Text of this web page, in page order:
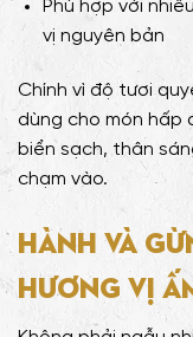
Phù hợp với
vị nguyên bản
Chính vì độ tươi
dùng cho món hấp
biển sạch, thân
chạm vào.
Hành và
hương vị